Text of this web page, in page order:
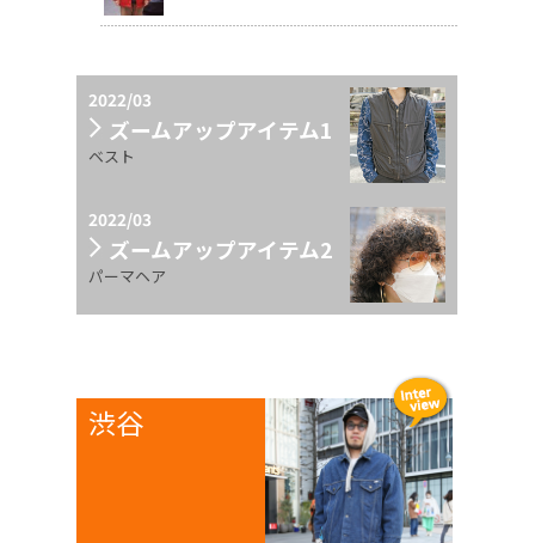
2022/03
ズームアップアイテム1
ベスト
2022/03
ズームアップアイテム2
パーマヘア
渋谷